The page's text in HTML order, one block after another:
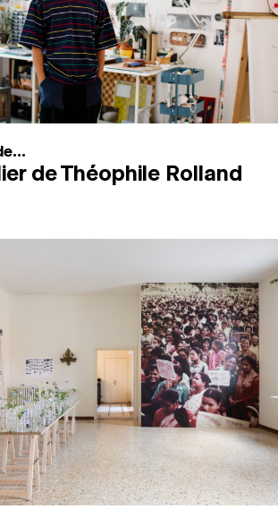
de Théophile Rolland